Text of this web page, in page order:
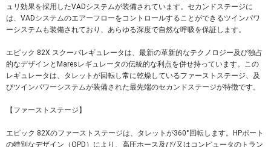
ュリ効果を採用したVADシステムが装備されています。セカンドステージに
は、VADシステムのエアーフローをコントロールすることができるツインパワ
ーシステムも装備されており、あらゆる深度で自然な呼吸を保証します。
エピック 82X スクーバレギュレータは、最新の革新的なテクノロジー及び独占
的なデザインとMaresレギュレータの伝統的な利点を併せ持っています。この
レギュレータは、タレットが回転し常に乾燥しているファーストステージ、及
びツインパワーシステムが装備された最先端のセカンドステージが特徴です。
【ファーストステージ】
エピック 82Xのファーストステージは、タレットが360°回転します。HPポート
の特別なデザイン（OPD）により、高圧ホース及び/又はコンピュータのトラン